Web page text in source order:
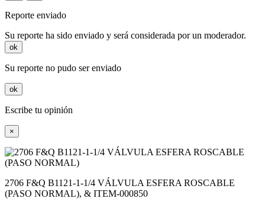
Reporte enviado
Su reporte ha sido enviado y será considerada por un moderador.
ok
Su reporte no pudo ser enviado
ok
Escribe tu opinión
×
2706 F&Q B1121-1-1/4 VÁLVULA ESFERA ROSCABLE
(PASO NORMAL), & ITEM-000850